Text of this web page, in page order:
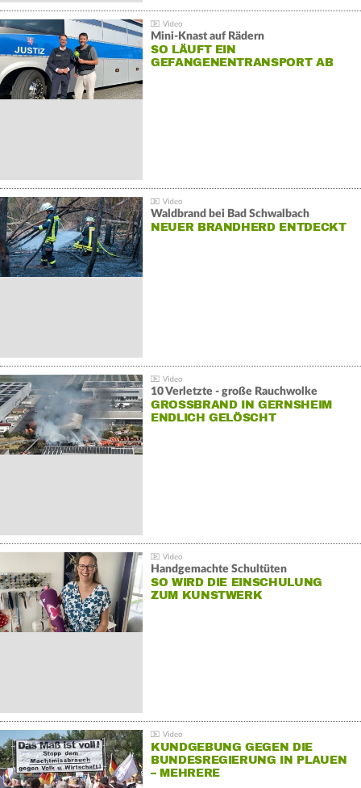
Mini-Knast auf Rädern
SO LÄUFT EIN
GEFANGENENTRANSPORT AB
Waldbrand bei Bad Schwalbach
NEUER BRANDHERD ENTDECKT
10 Verletzte - große Rauchwolke
GROSSBRAND IN GERNSHEIM E
NDLICH GELÖSCHT
Handgemachte Schultüten
SO WIRD DIE EINSCHULUNG
ZUM KUNSTWERK
KUNDGEBUNG GEGEN DIE
BUNDESREGIERUNG IN PLAUEN
– MEHRERE